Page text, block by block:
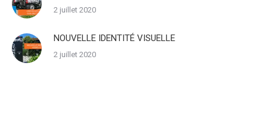
2 juillet 2020
NOUVELLE IDENTITÉ VISUELLE
2 juillet 2020